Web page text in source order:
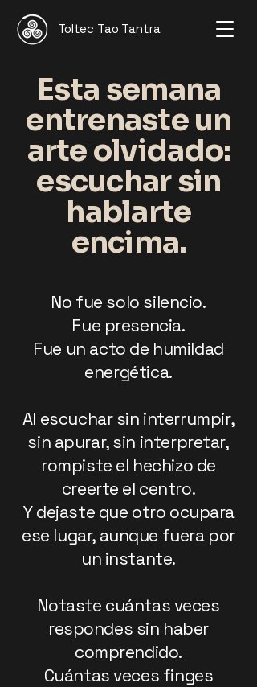
Toltec Tao Tantra
Esta semana
entrenaste un
arte olvidado:
escuchar sin
hablarte
encima.
No fue solo silencio.
Fue presencia.
Fue un acto de humildad
energética.
Al escuchar sin interrumpir,
sin apurar, sin interpretar,
rompiste el hechizo de
creerte el centro.
Y dejaste que otro ocupara
ese lugar, aunque fuera por
un instante.
Notaste cuántas veces
respondes sin haber
comprendido.
Cuántas veces finges